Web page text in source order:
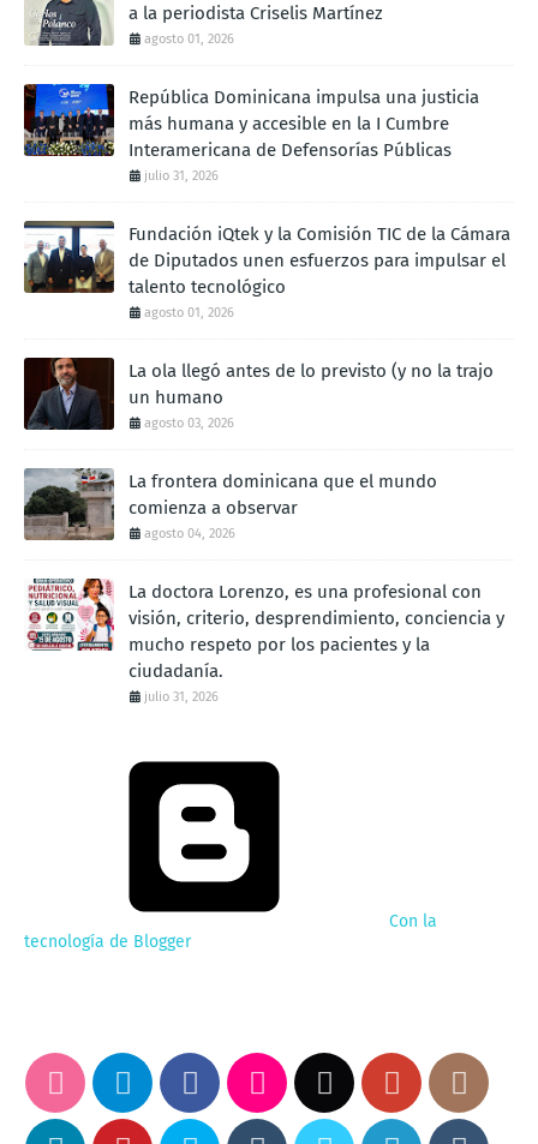
a la periodista Criselis Martínez
agosto 01, 2026
República Dominicana impulsa una justicia
más humana y accesible en la I Cumbre
Interamericana de Defensorías Públicas
julio 31, 2026
Fundación iQtek y la Comisión TIC de la Cámara
de Diputados unen esfuerzos para impulsar el
talento tecnológico
agosto 01, 2026
La ola llegó antes de lo previsto (y no la trajo
un humano
agosto 03, 2026
La frontera dominicana que el mundo
comienza a observar
agosto 04, 2026
La doctora Lorenzo, es una profesional con
visión, criterio, desprendimiento, conciencia y
mucho respeto por los pacientes y la
ciudadanía.
julio 31, 2026
Con la
tecnología de Blogger